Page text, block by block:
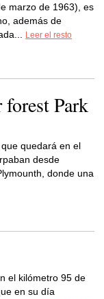
marzo de 1963), es
además de
Leer el resto
Park
quedará en el
desde
donde una
el kilómetro 95 de
en su día